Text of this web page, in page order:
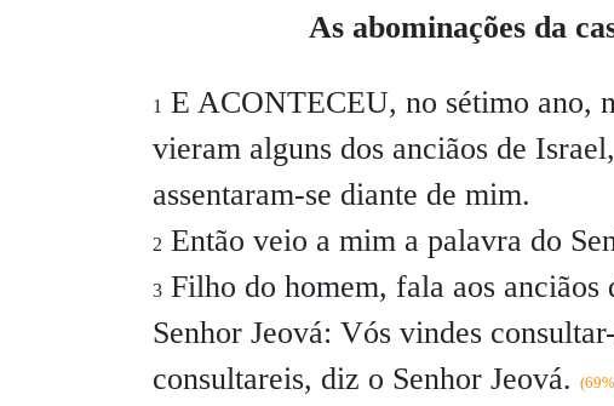
As abominações da
1 E ACONTECEU, no sétimo ano,
vieram alguns dos anciãos de
assentaram-se diante de mim.
2 Então veio a mim a palavra do
3 Filho do homem, fala aos
Senhor Jeová: Vós vindes
consultareis, diz o Senhor Jeová.